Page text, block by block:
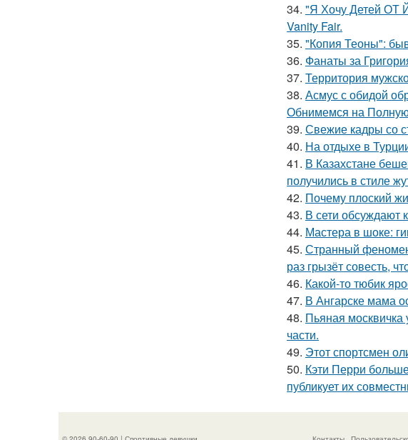
34. "Я Хочу Детей ОТ
Vanity Fair.
35. "Копия Теоны":
36. Фанаты за
37. Территория
38. Асмус с обидой
Обнимемся на
39. Свежие кадры со
40. На отдыхе в
41. В Казахстане
получились в стиле
42. Почему плоский
43. В сети обсуждают
44. Мастера в шоке:
45. Странный
раз грызёт совесть,
46. Какой-то тюбик
47. В Ангарске мама
48. Пьяная
части.
49. Этот спортсмен
50. Кэти Перри
публикует их